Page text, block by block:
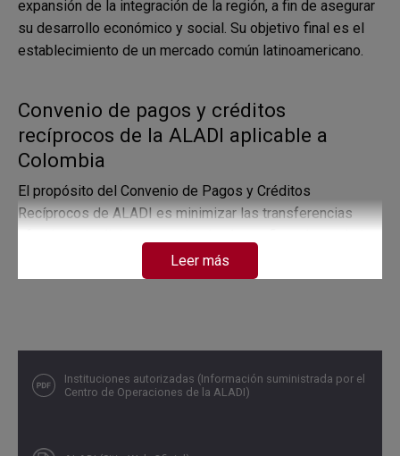
Instituciones autorizadas (Información suministrada por el
Centro de Operaciones de la ALADI)
expansión de la integración de la región, a fin de asegurar
su desarrollo económico y social. Su objetivo final es el
establecimiento de un mercado común latinoamericano.
Convenio de pagos y créditos
recíprocos de la ALADI aplicable a
Colombia
El propósito del Convenio de Pagos y Créditos
Recíprocos de ALADI es minimizar las transferencias
países participantes y apoyar el intercambio comercial
entre los países de los bancos centrales que los
compensación multilateral de los saldos acreedores y
deudores (incluyendo los intereses causados) a través de
cuentas en las que se registran las operaciones
Leer más